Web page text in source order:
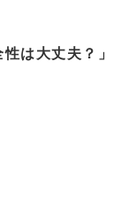
は大丈夫？」